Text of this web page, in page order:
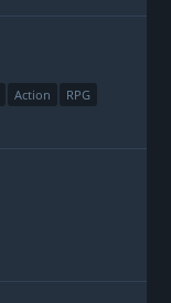
Action
RPG